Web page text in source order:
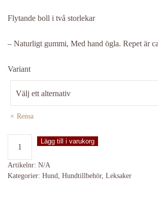
Flytande boll i två storlekar
– Naturligt gummi, Med hand ögla. Repet är
Variant
Rensa
rep
(tass&ben
Lägg till i varukorg
Artikelnr: N/A
Kategorier: Hund, Hundtillbehör, Leksaker